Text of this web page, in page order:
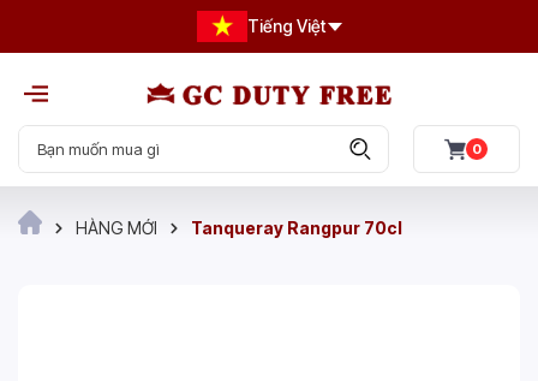
Tiếng Việt
0
HÀNG MỚI Tanqueray Rangpur 70cl